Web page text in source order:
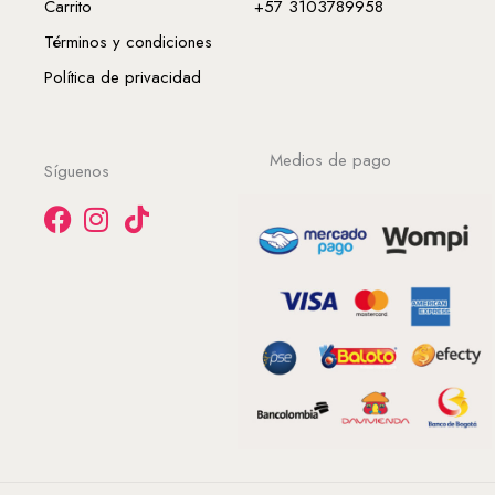
Carrito
Términos y condiciones
Política de privacidad
+57 3103789958
Síguenos Medios de pago